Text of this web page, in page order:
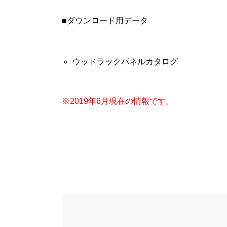
■ダウンロード用データ
ウッドラックパネルカタログ
※2019年6月現在の情報です。